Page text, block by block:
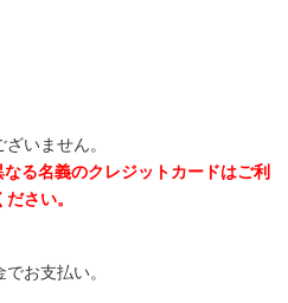
いません。
る名義のクレジットカードはご利
さい。
お支払い。